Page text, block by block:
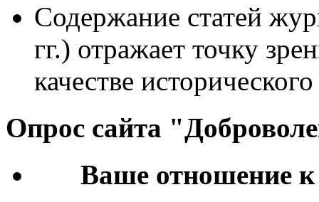
Содержание статей
гг.) отражает точку
качестве
Опрос сайта
Ваше отношение